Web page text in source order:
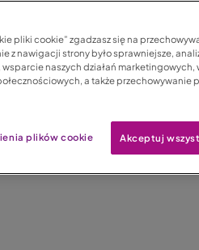
pliki cookie” zgadzasz się na
z nawigacji strony było sprawniejsze,
naszych działań marketingowych,
a także przechowywanie
plików cookie Akceptuj